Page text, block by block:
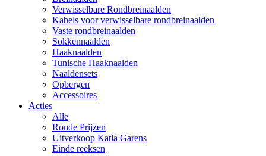
Verwisselbare Rondbreinaalden
Kabels voor verwisselbare rondbreinaalden
Vaste rondbreinaalden
Sokkennaalden
Haaknaalden
Tunische Haaknaalden
Naaldensets
Opbergen
Accessoires
Acties
Alle
Ronde Prijzen
Uitverkoop Katia Garens
Einde reeksen